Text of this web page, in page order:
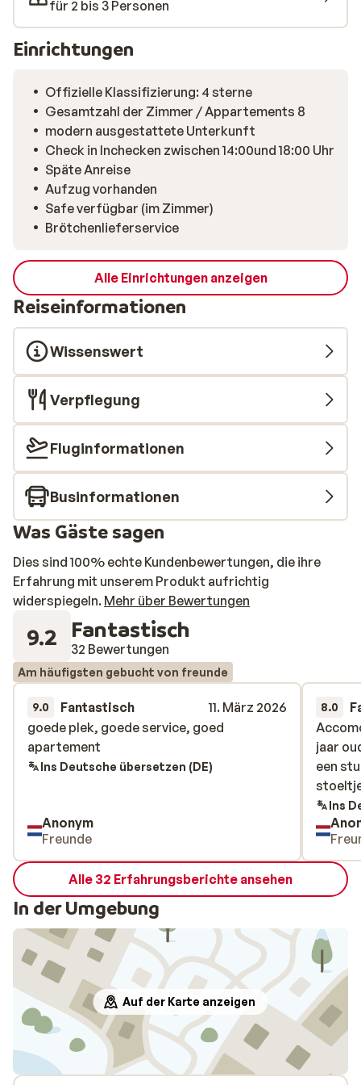
für 2 bis 3 Personen
Einrichtungen
Offizielle Klassifizierung: 4 sterne
Gesamtzahl der Zimmer / Appartements 8
modern ausgestattete Unterkunft
Check in Inchecken zwischen 14:00und 18:00 Uhr
Späte Anreise
Aufzug vorhanden
Safe verfügbar (im Zimmer)
Brötchenlieferservice
Alle Einrichtungen anzeigen
Reiseinformationen
Wissenswert
Verpflegung
Fluginformationen
Businformationen
Was Gäste sagen
Dies sind 100% echte Kundenbewertungen, die ihre
Erfahrung mit unserem Produkt aufrichtig
widerspiegeln. Mehr über Bewertungen
9.2 Fantastisch
32 Bewertungen
Am häufigsten gebucht von freunde
9.0 Fantastisch
11. März 2026
goede plek, goede service, goed
apartement
goede plek, goede service, goed
apartement
Ins Deutsche übersetzen (DE)
Anonym
Freunde
8.0
jaar
een
jaar
een
Ins
Alle 32 Erfahrungsberichte ansehen
In der Umgebung
Auf der Karte anzeigen